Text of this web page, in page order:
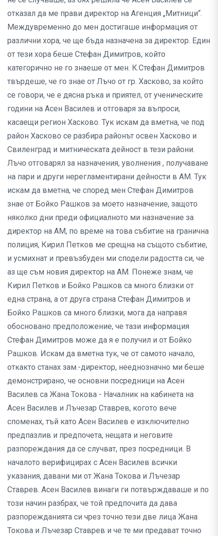
отказал да ме прави директор на Агенция „Митници“.
Междувременно до мен достигаше информация от
различни хора, че ще бъда назначена за директор. Един
от тези хора беше Стефан Димитров, който
категорично не го знаеше от мен. К.Стефан Димитров
твърдеше, че го знае от Лъчо от гр. Хасково, за който
се говори, че е дясна ръка и приятел, от ученическите
години на Асен Василев и отговаря за въпроси,
касаещи регион Хасково. Тук искам да вметна, че под
район Хасково се разбира районът освен Хасково и
Свиленград и митническата дейност в тези райони.
Лъчо отговарял за назначения, уволнения , получаване
на пари и други нерегламентирани дейности в АМ. Тук
искам да вметна, че според мен Стефан Димитров
знае от Бойко Рашков за моето назначение, защото
няколко дни преди официалното ми назначение за
директор на АМ, по време на това събитие на гранична
полиция, Кирил Петков ме срещна на същото събитие,
и усмихнат и превъзбуден ми сподели радостта си, че
аз ще съм новия директор на АМ. Понеже знам, че
Кирил Петков и Бойко Рашков са много близки от
една страна, а от друга страна Стефан Димитров и
Бойко Рашков са много близки, мога да направя
обосновано предположение, че тази информация
Стефан Димитров може да я е получил и от Бойко
Рашков. Искам да вметна тук, че от самото начало,
откакто станах зам.-директор, нееднозначно ми беше
демонстрирано, че основни посредници на Асен
Василев са Жана Токова - Началник на кабинета на
Асен Василев и Лъчезар Ставрев, когото вече
споменах, тъй като Асен Василев е изключително
предпазлив и предпочета, нещата и неговите
разпореждания да се случват, през посредници. В
началото верифицирах с Асен Василев всички
указания, давани ми от Жана Токова и Лъчезар
Ставрев. Асен Василев винаги ги потвърждаваше и по
този начин разбрах, че той предпочита да дава
разпорежданията си чрез точно тези две лица Жана
Токова и Лъчезар Ставрев и че те ми предават точно